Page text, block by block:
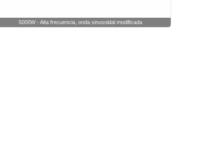
5000W - Alta frecuencia, onda sinusoidal modificada